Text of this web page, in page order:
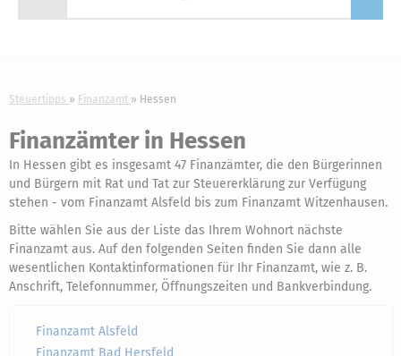
Steuertipps Finanzamt Hessen
Finanzämter in Hessen
In Hessen gibt es insgesamt 47 Finanzämter, die den Bürgerinnen
und Bürgern mit Rat und Tat zur Steuererklärung zur Verfügung
stehen - vom Finanzamt Alsfeld bis zum Finanzamt Witzenhausen.
Bitte wählen Sie aus der Liste das Ihrem Wohnort nächste
Finanzamt aus. Auf den folgenden Seiten finden Sie dann alle
wesentlichen Kontaktinformationen für Ihr Finanzamt, wie z. B.
Anschrift, Telefonnummer, Öffnungszeiten und Bankverbindung.
Finanzamt Alsfeld
Finanzamt Bad Hersfeld